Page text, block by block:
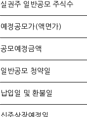
실권주 일반공모 주식수
예정공모가(액면가)
공모예정금액
일반공모 청약일
납입일 및 환불일
신주상장예정일